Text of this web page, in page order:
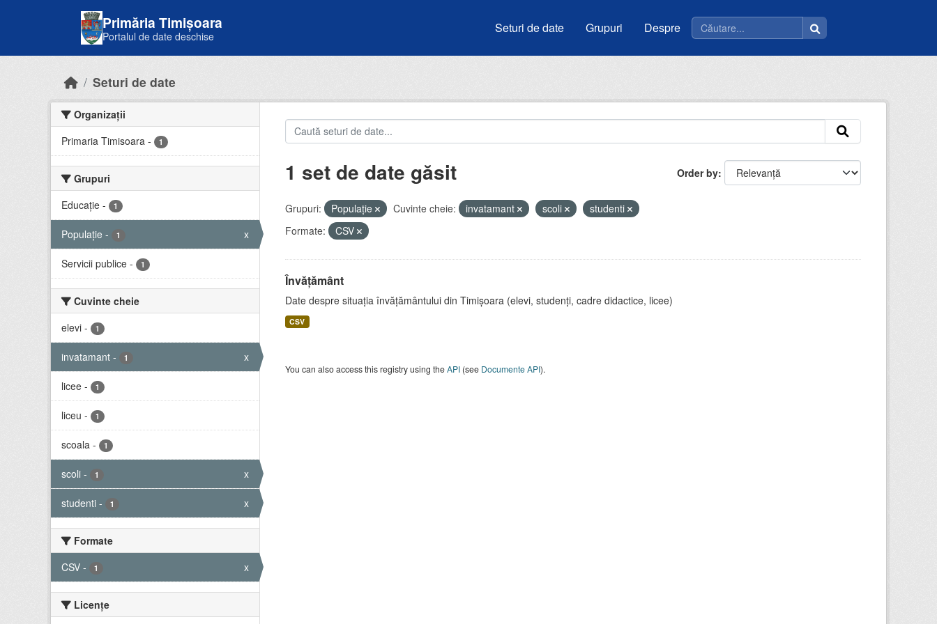
Primăria Timișoara
Portalul de date deschise
Seturi de date Grupuri Despre
Seturi de date
Organizații
Primaria Timisoara - 1
Grupuri
Educație - 1
Populație - 1 x
Servicii publice - 1
Cuvinte cheie
elevi - 1
invatamant - 1 x
licee - 1
liceu - 1
scoala - 1
scoli - 1 x
studenti - 1 x
Formate
CSV - 1 x
Licenţe
Order by
1 set de date găsit
Grupuri: Populație Cuvinte cheie: invatamant scoli
studenti
Formate:
CSV
Învățământ
Date despre situația învățământului din Timișoara (elevi, studenți, cadre didactice, licee)
CSV
You can also access this registry using theAPI(see Documente API).